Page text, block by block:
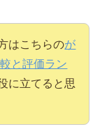
はこちらのが
と評価ラン
に立てると思